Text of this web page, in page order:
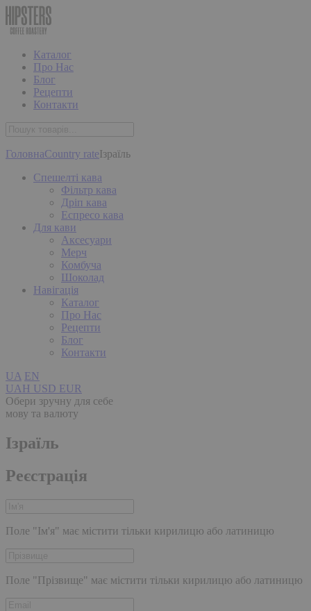
Каталог
Про Нас
Блог
Рецепти
Контакти
ГоловнаCountry rateІзраїль
Спешелті кава
Фільтр кава
Дріп кава
Еспресо кава
Для кави
Аксесуари
Мерч
Комбуча
Шоколад
Навігація
Каталог
Про Нас
Рецепти
Блог
Контакти
UA EN
UAH USD EUR
Обери зручну для себе
мову та валюту
Ізраїль
Реєстрація
Поле "Ім'я" має містити тільки кирилицю або латиницю
Поле "Прізвище" має містити тільки кирилицю або латиницю